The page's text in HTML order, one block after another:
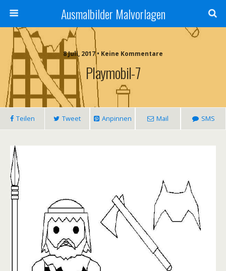
Ausmalbilder Malvorlagen
8 Juli, 2017 • Keine Kommentare
Playmobil-7
Teilen Tweet Anpinnen Mail SMS